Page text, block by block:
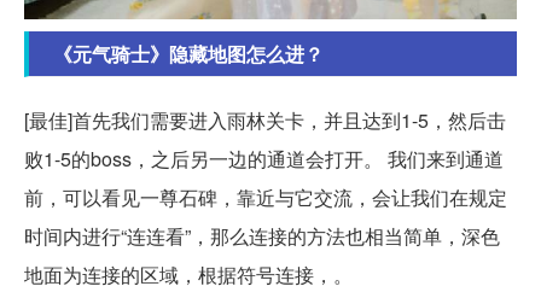
《元气骑士》隐藏地图怎么进？
[最佳]首先我们需要进入雨林关卡，并且达到1-5，然后击
败1-5的boss，之后另一边的通道会打开。 我们来到通道
前，可以看见一尊石碑，靠近与它交流，会让我们在规定
时间内进行“连连看”，那么连接的方法也相当简单，深色
地面为连接的区域，根据符号连接，。